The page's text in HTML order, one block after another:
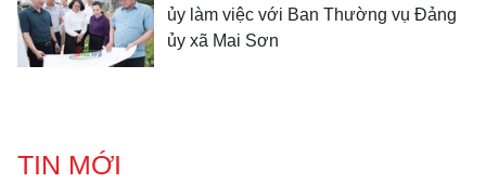
ủy làm việc với Ban Thường vụ Đảng
ủy xã Mai Sơn
TIN MỚI